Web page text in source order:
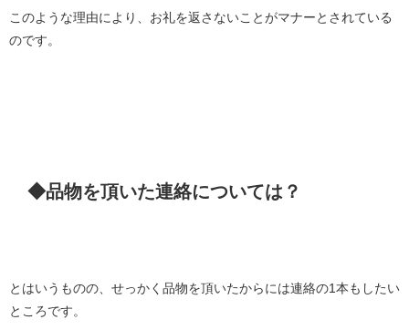
このような理由により、お礼を返さないことがマナーとされている
のです。
◆品物を頂いた連絡については？
とはいうものの、せっかく品物を頂いたからには連絡の1本もしたい
ところです。